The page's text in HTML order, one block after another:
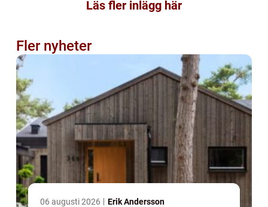
Läs fler inlägg här
Fler nyheter
06 augusti 2026 Erik Andersson